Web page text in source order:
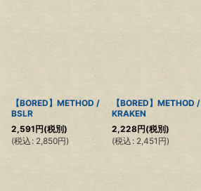
【BORED】METHOD /
BSLR
2,591円(税別)
(税込 : 2,850円)
【BORED】METHOD /
KRAKEN
2,228円(税別)
(税込 : 2,451 円)